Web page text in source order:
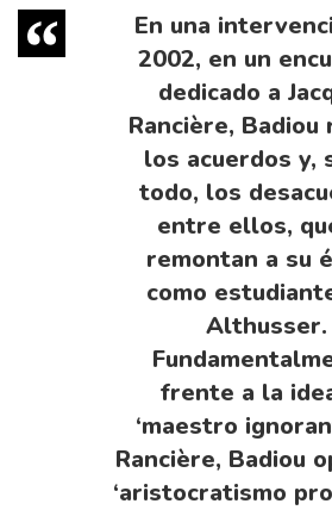
En una
2002, en un
dedicado a
Rancière,
los acuerdos y,
todo, los
entre ellos,
remontan a su
como
Althusser.
frente a la
‘maestro
Rancière, Badiou
‘aristocratismo